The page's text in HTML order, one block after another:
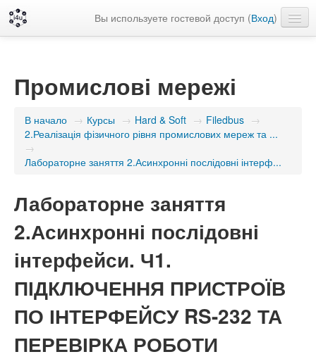
Вы используете гостевой доступ (Вход)
Промислові мережі
В начало → Курсы → Hard & Soft → Filedbus →
2.Реалізація фізичного рівня промислових мереж та ...
→
Лабораторне заняття 2.Асинхронні послідовні інтерф...
Лабораторне заняття
2.Асинхронні послідовні
інтерфейси. Ч1.
ПІДКЛЮЧЕННЯ ПРИСТРОЇВ
ПО ІНТЕРФЕЙСУ RS-232 ТА
ПЕРЕВІРКА РОБОТИ